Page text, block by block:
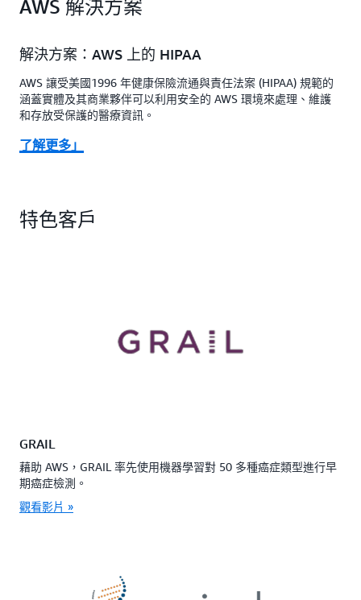
AWS 解決方案
解決方案：AWS 上的 HIPAA
AWS 讓受美國1996 年健康保險流通與責任法案 (HIPAA) 規範的
涵蓋實體及其商業夥伴可以利用安全的 AWS 環境來處理、維護
和存放受保護的醫療資訊。
了解更多」
特色客戶
GRAIL
藉助 AWS，GRAIL 率先使用機器學習對 50 多種癌症類型進行早
期癌症檢測。
觀看影片 »